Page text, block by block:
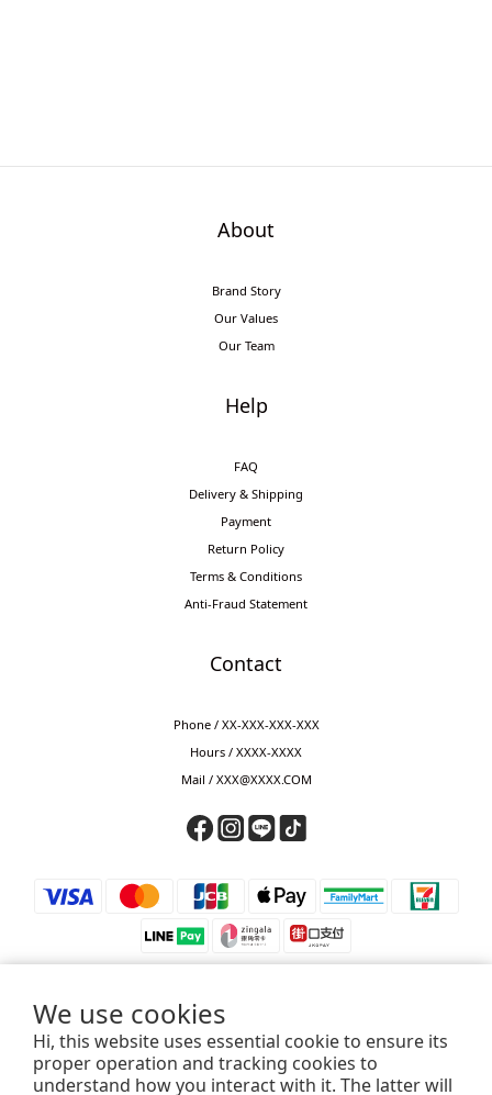
We use cookies
Hi, this website uses essential cookie to ensure its
proper operation and tracking cookies to
understand how you interact with it. The latter will
About
Brand Story
Our Values
Our Team
Help
FAQ
Delivery & Shipping
Payment
Return Policy
Terms & Conditions
Anti-Fraud Statement
Contact
Phone / XX-XXX-XXX-XXX
Hours / XXXX-XXXX
Mail / XXX@XXXX.COM
⚠️ 防詐騙提醒 ⚠️
若接獲來電要求匯款、轉帳、儲值或提供驗證碼，皆為詐騙，請立即掛斷。